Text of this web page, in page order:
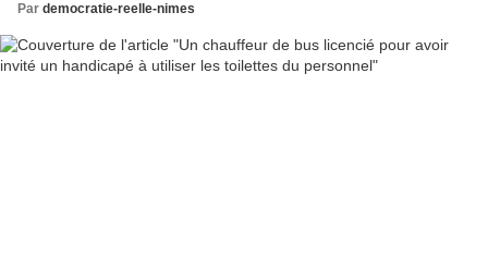
Par democratie-reelle-nimes